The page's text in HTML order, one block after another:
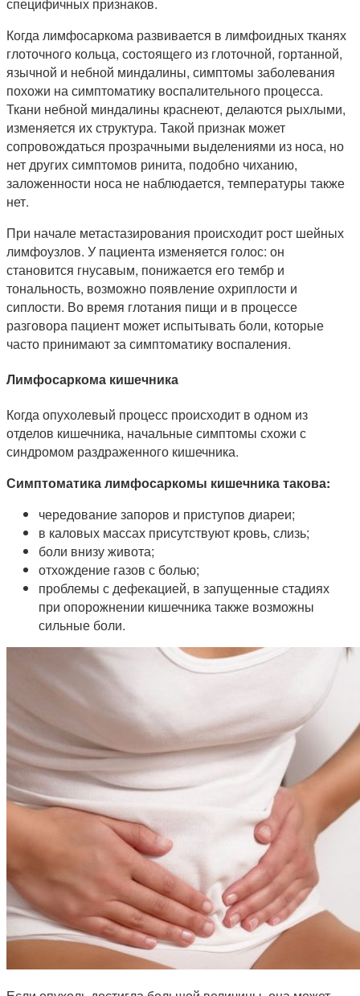
Когда лимфосаркома развивается в лимфоидных тканях
глоточного кольца, состоящего из глоточной, гортанной,
язычной и небной миндалины, симптомы заболевания
похожи на симптоматику воспалительного процесса.
Ткани небной миндалины краснеют, делаются рыхлыми,
изменяется их структура. Такой признак может
сопровождаться прозрачными выделениями из носа, но
нет других симптомов ринита, подобно чиханию,
заложенности носа не наблюдается, температуры также
нет.
При начале метастазирования происходит рост шейных
лимфоузлов. У пациента изменяется голос: он
становится гнусавым, понижается его тембр и
тональность, возможно появление охриплости и
сиплости. Во время глотания пищи и в процессе
разговора пациент может испытывать боли, которые
часто принимают за симптоматику воспаления.
Лимфосаркома кишечника
Когда опухолевый процесс происходит в одном из
отделов кишечника, начальные симптомы схожи с
синдромом раздраженного кишечника.
Симптоматика лимфосаркомы кишечника такова:
чередование запоров и приступов диареи;
в каловых массах присутствуют кровь, слизь;
боли внизу живота;
отхождение газов с болью;
проблемы с дефекацией, в запущенные стадиях
при опорожнении кишечника также возможны
сильные боли.